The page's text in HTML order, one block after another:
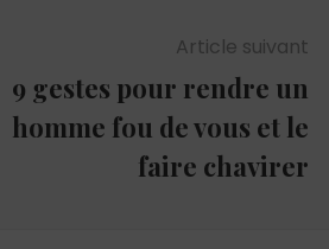
Article suivant
9 gestes pour rendre un
homme fou de vous et le
faire chavirer